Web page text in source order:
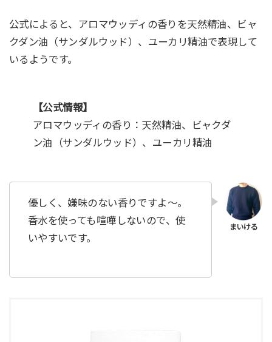
公式によると、アロマウッディの香りを天然精油、ビャ
クダン油（サンダルウッド）、ユーカリ精油で表現して
いるようです。
【公式情報】
アロマウッディの香り：天然精油、ビャクダ
ン油（サンダルウッド）、ユーカリ精油
優しく、嫌味のない香りですよ〜。
香水を使っても喧嘩しないので、使
いやすいです。